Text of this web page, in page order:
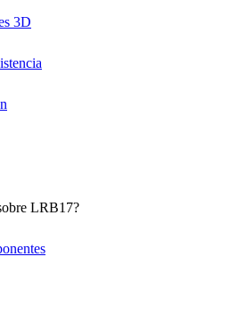
3D
LRB17?